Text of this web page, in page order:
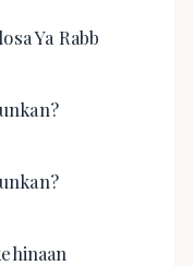
Ya Rabb